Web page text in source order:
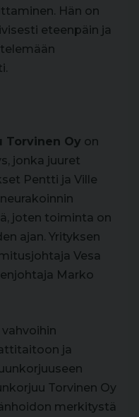
Hän on
eteenpäin ja
Torvinen Oy on
jonka juuret
Pentti ja Ville
joten toiminta on
ajan. Yrityksen
Vesa
Marko
ja
Torvinen Oy
merkitystä